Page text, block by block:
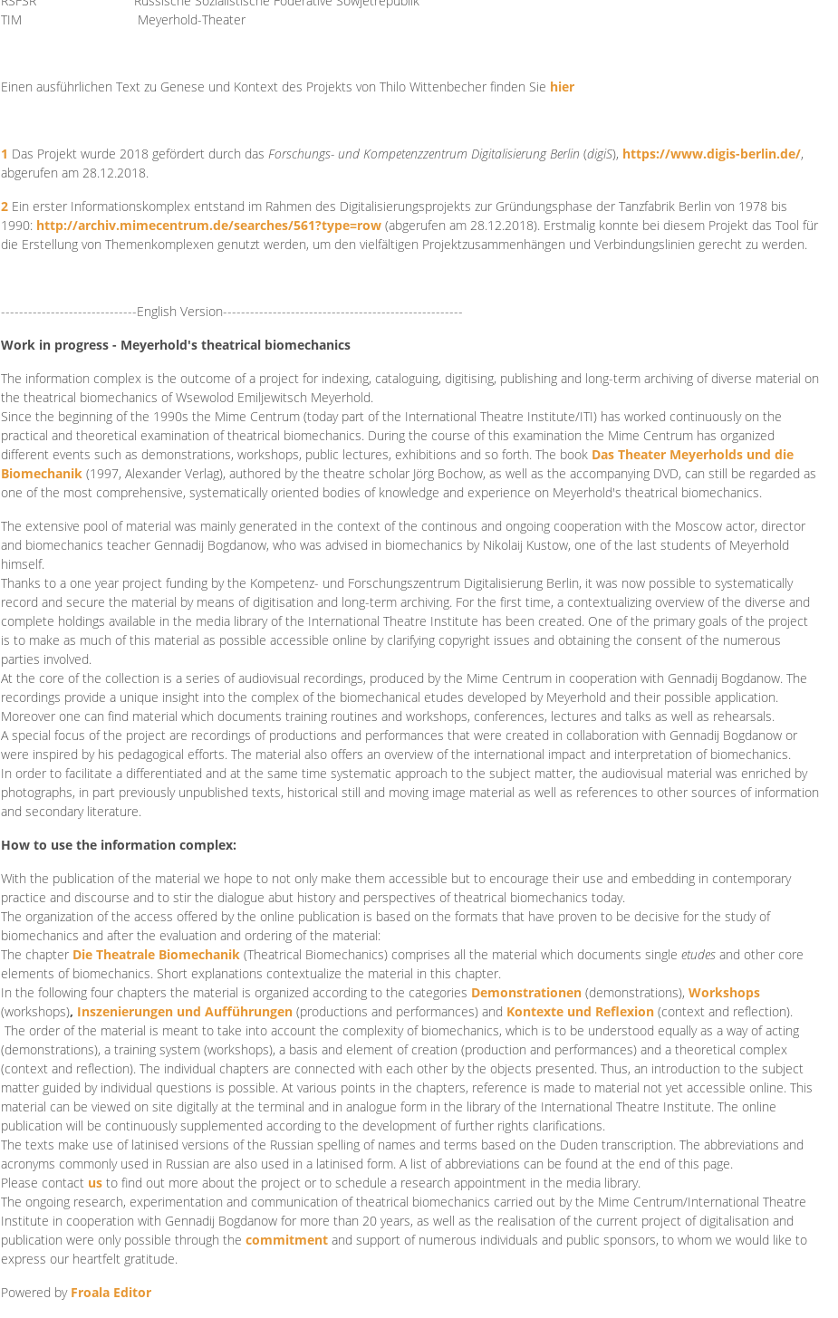
TIM Meyerhold-Theater
Einen ausführlichen Text zu Genese und Kontext des Projekts von Thilo Wittenbecher finden Sie hier
1 Das Projekt wurde 2018 gefördert durch das Forschungs- und Kompetenzzentrum DigitalisierungBerlin (digiS), https://www.digis-berlin.de/,
abgerufen am 28.12.2018.
2 Ein erster Informationskomplex entstand im Rahmen des Digitalisierungsprojekts zur Gründungsphase der Tanzfabrik Berlin von 1978 bis
1990: http://archiv.mimecentrum.de/searches/561?type=row (abgerufen am 28.12.2018). Erstmalig konnte bei diesem Projekt das Tool für
die Erstellung von Themenkomplexen genutzt werden, um den vielfältigen Projektzusammenhängen und Verbindungslinien gerecht zu werden.
------------------------------English Version-----------------------------------------------------
Work in progress - Meyerhold's theatrical biomechanics
The information complex is the outcome of a project for indexing, cataloguing, digitising, publishing and long-term archiving of diverse material on
the theatrical biomechanics of Wsewolod Emiljewitsch Meyerhold.
Since the beginning of the 1990s the Mime Centrum (today part of the International Theatre Institute/ITI) has worked continuously on the
practical and theoretical examination of theatrical biomechanics. During the course of this examination the Mime Centrum has organized
different events such as demonstrations, workshops, public lectures, exhibitions and so forth. The book Das Theater Meyerholds und die
Biomechanik (1997, Alexander Verlag), authored by the theatre scholar Jörg Bochow, as well as the accompanying DVD, can still be regarded as
one of the most comprehensive, systematically oriented bodies of knowledge and experience on Meyerhold's theatrical biomechanics.
The extensive pool of material was mainly generated in the context of the continous and ongoing cooperation with the Moscow actor, director
and biomechanics teacher Gennadij Bogdanow, who was advised in biomechanics by Nikolaij Kustow, one of the last students of Meyerhold
himself.
Thanks to a one year project funding by the Kompetenz- und Forschungszentrum Digitalisierung Berlin, it was now possible to systematically
record and secure the material by means of digitisation and long-term archiving. For the first time, a contextualizing overview of the diverse and
complete holdings available in the media library of the International Theatre Institute has been created. One of the primary goals of the project
is to make as much of this material as possible accessible online by clarifying copyright issues and obtaining the consent of the numerous
parties involved.
At the core of the collection is a series of audiovisual recordings, produced by the Mime Centrum in cooperation with Gennadij Bogdanow. The
recordings provide a unique insight into the complex of the biomechanical etudes developed by Meyerhold and their possible application.
Moreover one can find material which documents training routines and workshops, conferences, lectures and talks as well as rehearsals.
A special focus of the project are recordings of productions and performances that were created in collaboration with Gennadij Bogdanow or
were inspired by his pedagogical efforts. The material also offers an overview of the international impact and interpretation of biomechanics.
In order to facilitate a differentiated and at the same time systematic approach to the subject matter, the audiovisual material was enriched by
photographs, in part previously unpublished texts, historical still and moving image material as well as references to other sources of information
and secondary literature.
How to use the information complex:
With the publication of the material we hope to not only make them accessible but to encourage their use and embedding in contemporary
practice and discourse and to stir the dialogue abut history and perspectives of theatrical biomechanics today.
The organization of the access offered by the online publication is based on the formats that have proven to be decisive for the study of
biomechanics and after the evaluation and ordering of the material:
The chapter Die Theatrale Biomechanik (Theatrical Biomechanics) comprises all the material which documents single etudes and other core
elements of biomechanics. Short explanations contextualize the material in this chapter.
In the following four chapters the material is organized according to the categories Demonstrationen (demonstrations), Workshops
(workshops), Inszenierungen und Aufführungen (productions and performances) and Kontexte und Reflexion (context and reflection).
The order of the material is meant to take into account the complexity of biomechanics, which is to be understood equally as a way of acting
(demonstrations), a training system (workshops), a basis and element of creation (production and performances) and a theoretical complex
(context and reflection). The individual chapters are connected with each other by the objects presented. Thus, an introduction to the subject
matter guided by individual questions is possible. At various points in the chapters, reference is made to material not yet accessible online. This
material can be viewed on site digitally at the terminal and in analogue form in the library of the International Theatre Institute. The online
publication will be continuously supplemented according to the development of further rights clarifications.
The texts make use of latinised versions of the Russian spelling of names and terms based on the Duden transcription. The abbreviations and
acronyms commonly used in Russian are also used in a latinised form. A list of abbreviations can be found at the end of this page.
Please contact us to find out more about the project or to schedule a research appointment in the media library.
The ongoing research, experimentation and communication of theatrical biomechanics carried out by the Mime Centrum/International Theatre
Institute in cooperation with Gennadij Bogdanow for more than 20 years, as well as the realisation of the current project of digitalisation and
publication were only possible through the commitment and support of numerous individuals and public sponsors, to whom we would like to
express our heartfelt gratitude.
Powered by Froala Editor